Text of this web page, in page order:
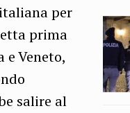
per
prima
Veneto,
salire al